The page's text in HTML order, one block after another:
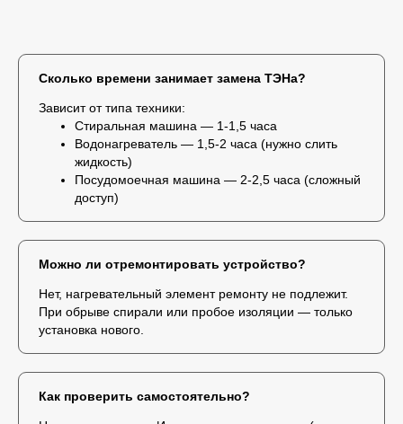
Сколько времени занимает замена ТЭНа?
Зависит от типа техники:
Стиральная машина — 1-1,5 часа
Водонагреватель — 1,5-2 часа (нужно слить
жидкость)
Посудомоечная машина — 2-2,5 часа (сложный
доступ)
Можно ли отремонтировать устройство?
Нет, нагревательный элемент ремонту не подлежит.
При обрыве спирали или пробое изоляции — только
установка нового.
Как проверить самостоятельно?